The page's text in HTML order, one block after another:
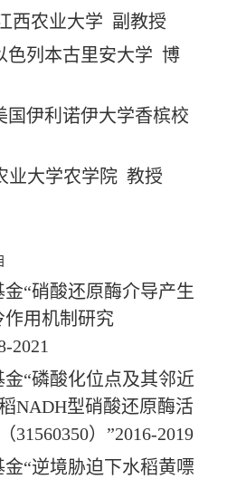
西农业大学 副教授
色列本古里安大学 博
国伊利诺伊大学香槟校
业大学农学院 教授
“硝酸还原酶介导产生
用机制研究
2021
“磷酸化位点及其邻近
NADH型硝酸还原酶活
31560350）”2016-2019
“逆境胁迫下水稻黄嘌